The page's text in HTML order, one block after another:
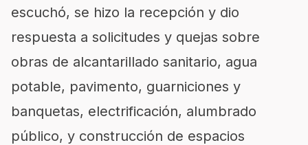
escuchó, se hizo la recepción y dio
respuesta a solicitudes y quejas sobre
obras de alcantarillado sanitario, agua
potable, pavimento, guarniciones y
banquetas, electrificación, alumbrado
público, y construcción de espacios